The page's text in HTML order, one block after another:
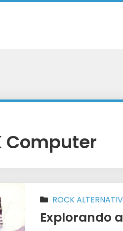
Computer
ROCK
Explorando